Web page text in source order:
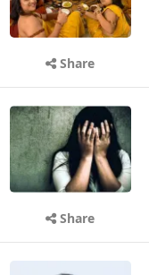
Share
Share